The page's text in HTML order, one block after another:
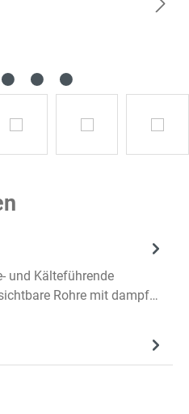
und Kälteführende
Rohre mit dampf…